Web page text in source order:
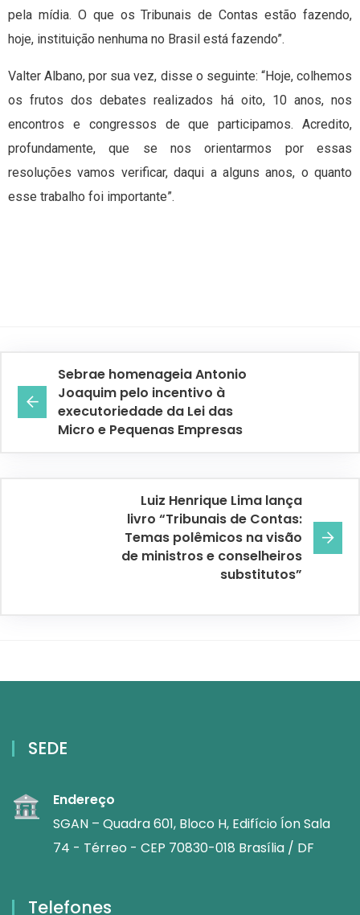
pela mídia. O que os Tribunais de Contas estão fazendo,
hoje, instituição nenhuma no Brasil está fazendo”.
Valter Albano, por sua vez, disse o seguinte: “Hoje, colhemos
os frutos dos debates realizados há oito, 10 anos, nos
encontros e congressos de que participamos. Acredito,
profundamente, que se nos orientarmos por essas
resoluções vamos verificar, daqui a alguns anos, o quanto
esse trabalho foi importante”.
Sebrae homenageia Antonio
Joaquim pelo incentivo à
executoriedade da Lei das
Micro e Pequenas Empresas
Luiz Henrique Lima lança
livro “Tribunais de Contas:
Temas polêmicos na visão
de ministros e conselheiros
substitutos”
SEDE
Endereço
SGAN – Quadra 601, Bloco H, Edifício Íon Sala
74 - Térreo - CEP 70830-018 Brasília / DF
Telefones